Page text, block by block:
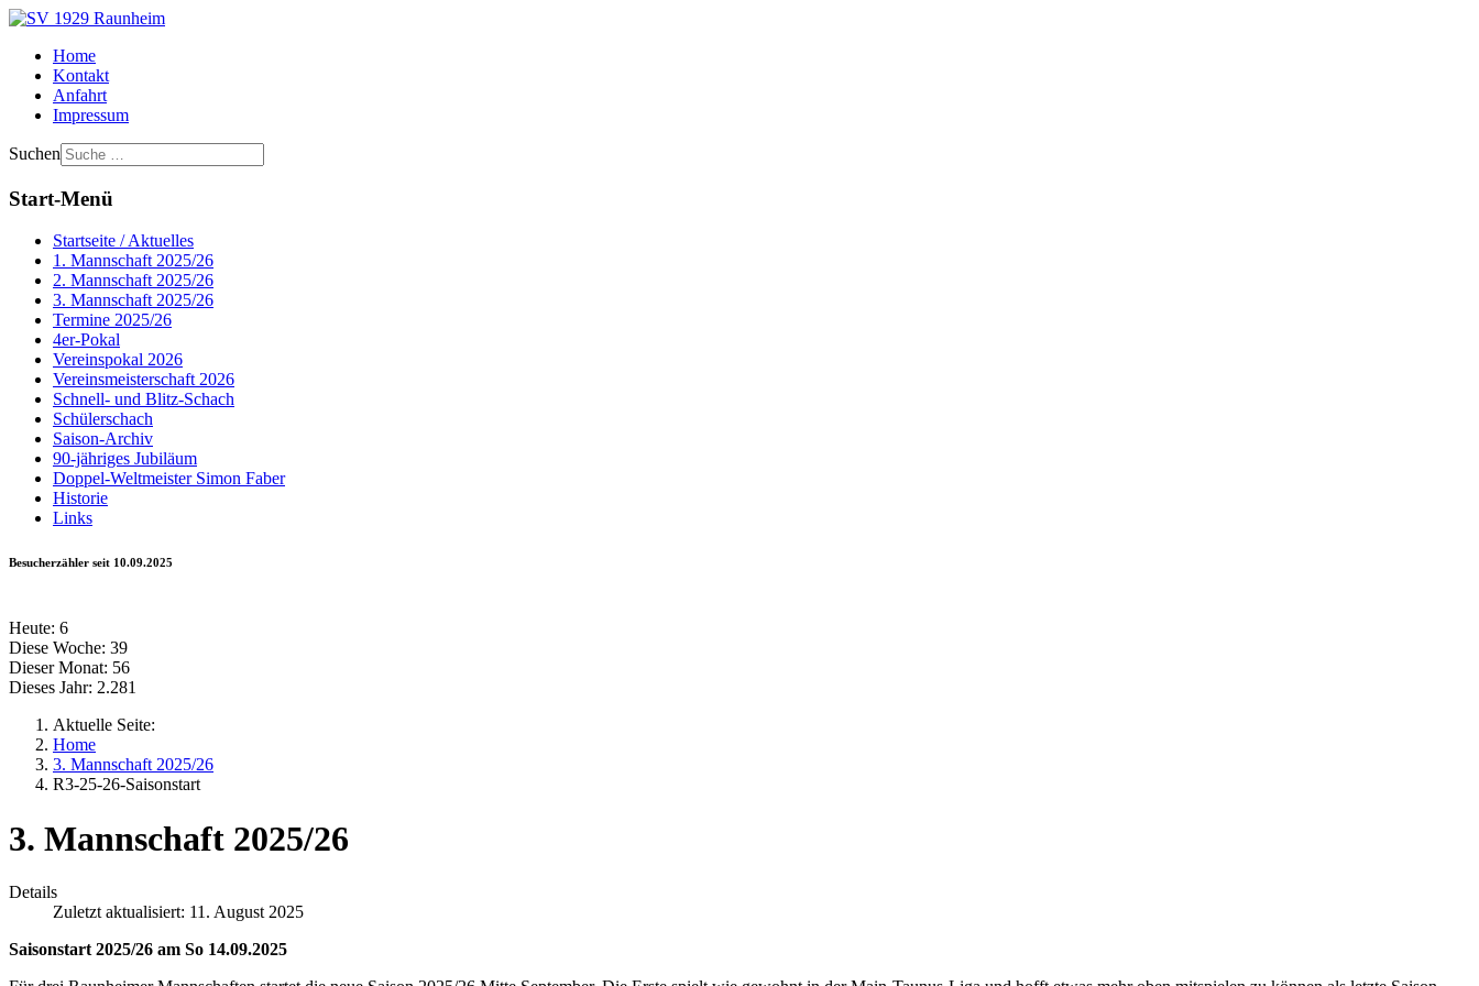
Home
Kontakt
Anfahrt
Impressum
Suchen
Start-Menü
Startseite / Aktuelles
1. Mannschaft 2025/26
2. Mannschaft 2025/26
3. Mannschaft 2025/26
Termine 2025/26
4er-Pokal
Vereinspokal 2026
Vereinsmeisterschaft 2026
Schnell- und Blitz-Schach
Schülerschach
Saison-Archiv
90-jähriges Jubiläum
Doppel-Weltmeister Simon Faber
Historie
Links
Besucherzähler seit 10.09.2025
Heute: 6
Diese Woche: 39
Dieser Monat: 56
Dieses Jahr: 2.281
Aktuelle Seite:
Home
3. Mannschaft 2025/26
R3-25-26-Saisonstart
3. Mannschaft 2025/26
Details
Zuletzt aktualisiert: 11. August 2025
Saisonstart 2025/26 am So 14.09.2025